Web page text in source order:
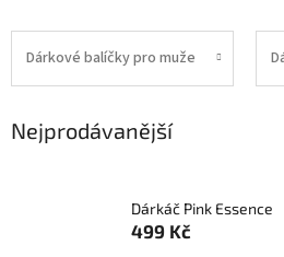
Dárkové balíčky pro muže
Nejprodávanější
Dárkáč Pink Essence
499 Kč